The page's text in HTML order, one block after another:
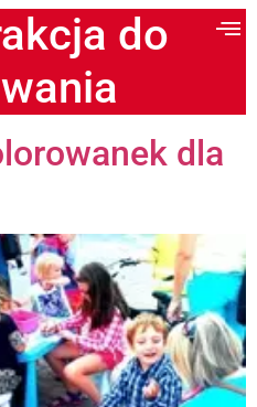
do
dla